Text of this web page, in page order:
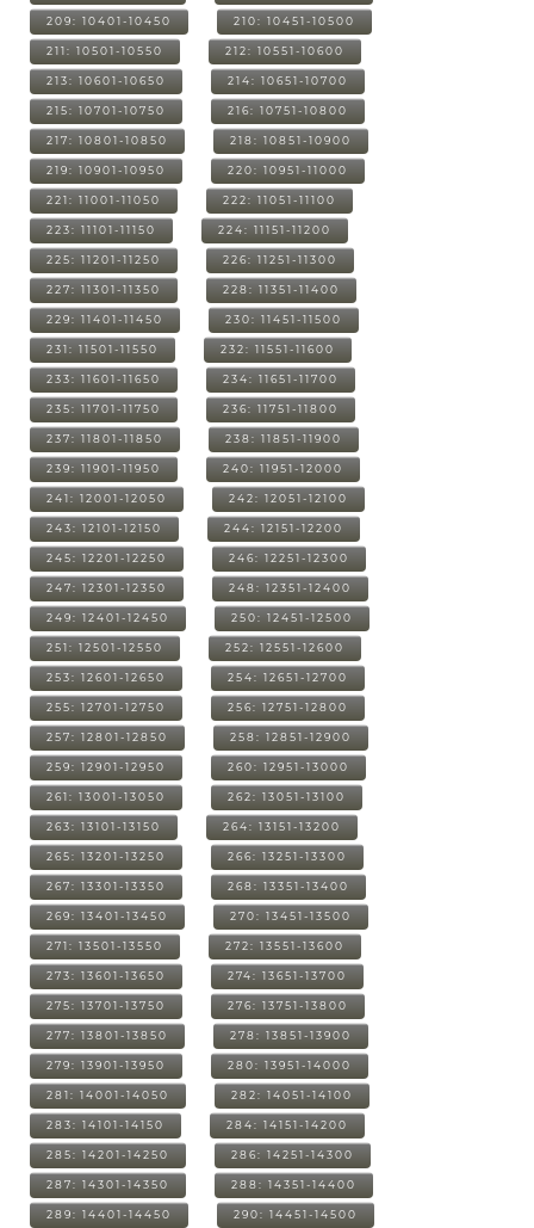
209: 10401-10450 210: 10451-10500
211: 10501-10550 212: 10551-10600
213: 10601-10650 214: 10651-10700
215: 10701-10750 216: 10751-10800
217: 10801-10850 218: 10851-10900
219: 10901-10950 220: 10951-11000
221: 11001-11050 222: 11051-11100
223: 11101-11150 224: 11151-11200
225: 11201-11250 226: 11251-11300
227: 11301-11350 228: 11351-11400
229: 11401-11450 230: 11451-11500
231: 11501-11550 232: 11551-11600
233: 11601-11650 234: 11651-11700
235: 11701-11750 236: 11751-11800
237: 11801-11850 238: 11851-11900
239: 11901-11950 240: 11951-12000
241: 12001-12050 242: 12051-12100
243: 12101-12150 244: 12151-12200
245: 12201-12250 246: 12251-12300
247: 12301-12350 248: 12351-12400
249: 12401-12450 250: 12451-12500
251: 12501-12550 252: 12551-12600
253: 12601-12650 254: 12651-12700
255: 12701-12750 256: 12751-12800
257: 12801-12850 258: 12851-12900
259: 12901-12950 260: 12951-13000
261: 13001-13050 262: 13051-13100
263: 13101-13150 264: 13151-13200
265: 13201-13250 266: 13251-13300
267: 13301-13350 268: 13351-13400
269: 13401-13450 270: 13451-13500
271: 13501-13550 272: 13551-13600
273: 13601-13650 274: 13651-13700
275: 13701-13750 276: 13751-13800
277: 13801-13850 278: 13851-13900
279: 13901-13950 280: 13951-14000
281: 14001-14050 282: 14051-14100
283: 14101-14150 284: 14151-14200
285: 14201-14250 286: 14251-14300
287: 14301-14350 288: 14351-14400
289: 14401-14450 290: 14451-14500